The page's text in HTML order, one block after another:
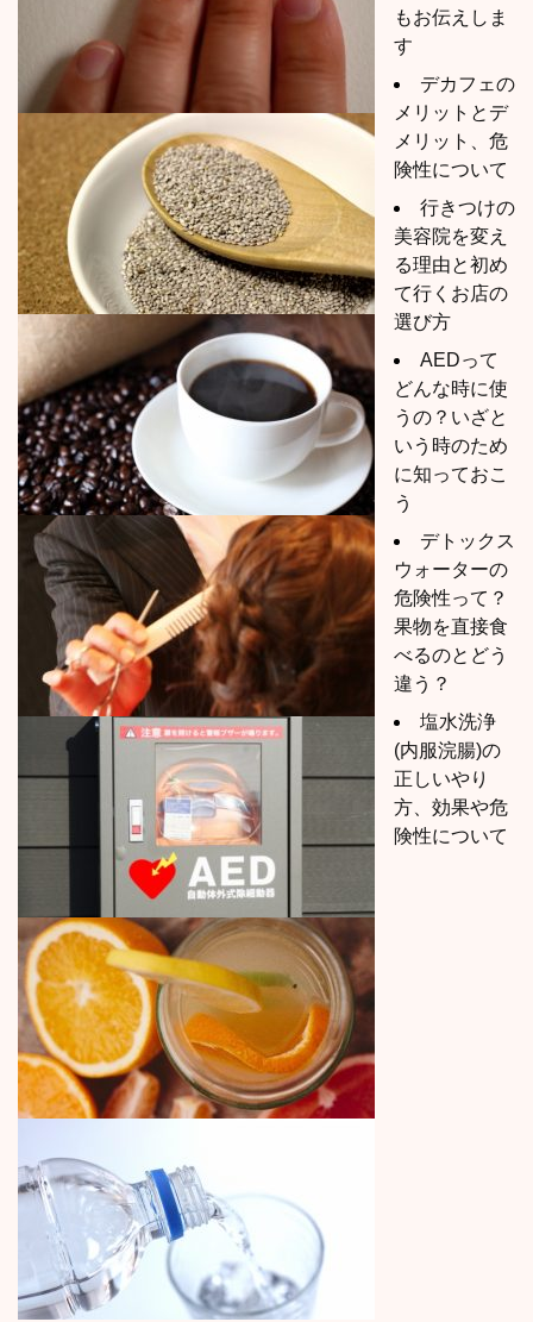
もお伝えしま
す
デカフェの
メリットとデ
メリット、危
険性について
行きつけの
美容院を変え
る理由と初め
て行くお店の
選び方
AEDって
どんな時に使
うの？いざと
いう時のため
に知っておこ
う
デトックス
ウォーターの
危険性って？
果物を直接食
べるのとどう
違う？
塩水洗浄
(内服浣腸)の
正しいやり
方、効果や危
険性について